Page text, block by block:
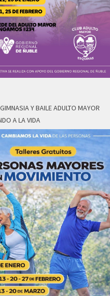
Y BAILE ADULTO MAYOR
A LA VIDA